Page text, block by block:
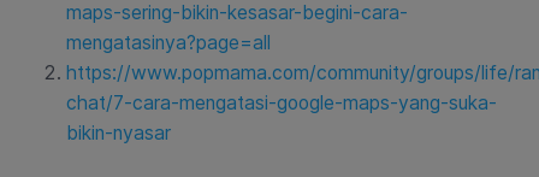
maps-sering-bikin-kesasar-begini-cara-
mengatasinya?page=all
https://www.popmama.com/community/groups/life/
chat/7-cara-mengatasi-google-maps-yang-suka-
bikin-nyasar